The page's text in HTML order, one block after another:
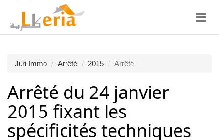
Juri Immo Arrêté 2015 Arrêté
Arrêté du 24 janvier
2015 fixant les
spécificités techniques